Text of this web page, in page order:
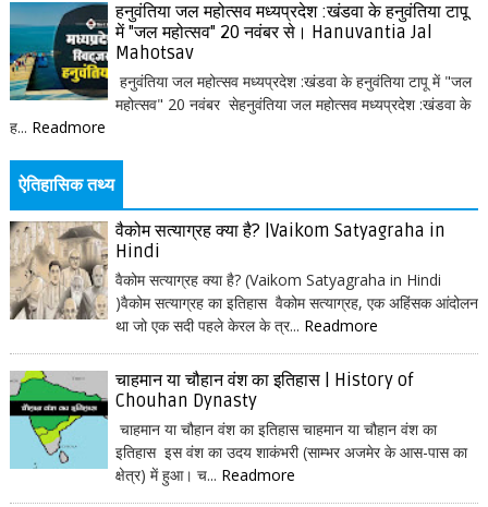
हनुवंतिया जल महोत्सव मध्यप्रदेश :खंडवा के हनुवंतिया टापू
में "जल महोत्सव" 20 नवंबर से। Hanuvantia Jal
Mahotsav
हनुवंतिया जल महोत्सव मध्यप्रदेश :खंडवा के हनुवंतिया टापू में "जल
महोत्सव" 20 नवंबर सेहनुवंतिया जल महोत्सव मध्यप्रदेश :खंडवा के
ह... Readmore
ऐतिहासिक तथ्य
वैकोम सत्याग्रह क्या है? |Vaikom Satyagraha in
Hindi
वैकोम सत्याग्रह क्या है? (Vaikom Satyagraha in Hindi
)वैकोम सत्याग्रह का इतिहास वैकोम सत्याग्रह, एक अहिंसक आंदोलन
था जो एक सदी पहले केरल के त्र... Readmore
चाहमान या चौहान वंश का इतिहास | History of
Chouhan Dynasty
चाहमान या चौहान वंश का इतिहास चाहमान या चौहान वंश का
इतिहास इस वंश का उदय शाकंभरी (साम्भर अजमेर के आस-पास का
क्षेत्र) में हुआ। च... Readmore